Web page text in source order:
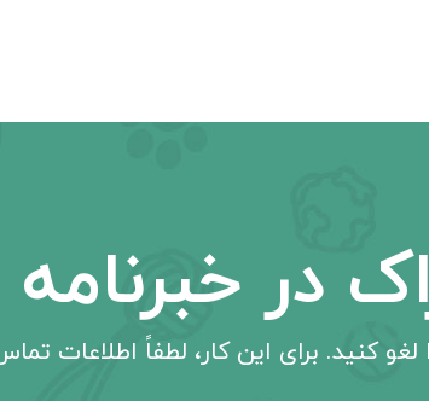
در خبرنامه
کنید. برای این کار، لطفاً اطلاعات